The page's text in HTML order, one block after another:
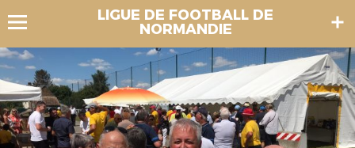
LIGUE DE FOOTBALL DE
NORMANDIE